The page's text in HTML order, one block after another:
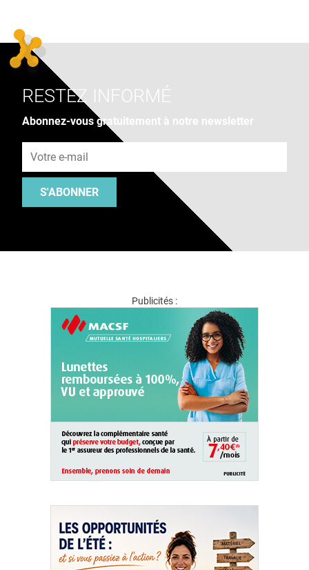
RESTEZ INFORMÉ
Abonnez-vous gratuitement à notre newsletter
S'ABONNER
Publicités :